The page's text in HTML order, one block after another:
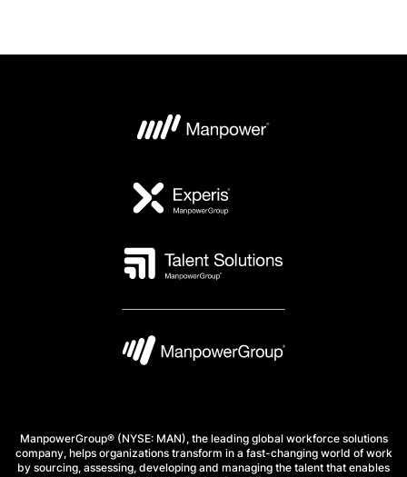
ManpowerGroup® (NYSE: MAN), the leading global workforce solutions
company, helps organizations transform in a fast-changing world of work
by sourcing, assessing, developing and managing the talent that enables